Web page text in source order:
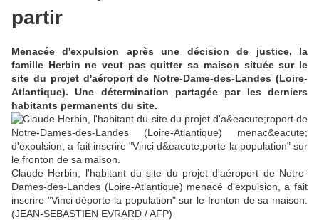
partir
Menacée d'expulsion après une décision de justice, la
famille Herbin ne veut pas quitter sa maison située sur le
site du projet d'aéroport de Notre-Dame-des-Landes (Loire-
Atlantique). Une détermination partagée par les derniers
habitants permanents du site.
Claude Herbin, l'habitant du site du projet d'aéroport de Notre-
Dames-des-Landes (Loire-Atlantique) menacé d'expulsion, a fait
inscrire "Vinci déporte la population" sur le fronton de sa maison.
(JEAN-SEBASTIEN EVRARD / AFP)